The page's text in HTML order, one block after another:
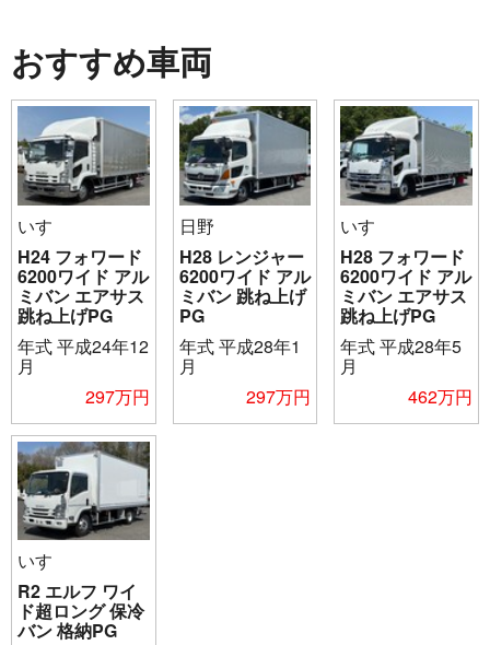
おすすめ車両
いすゞ
H24 フォワード
6200ワイド アル
ミバン エアサス
跳ね上げPG
年式平成24年12
月
297万円
日野
H28 レンジャー
6200ワイド アル
ミバン 跳ね上げ
PG
年式平成28年1
月
297万円
いすゞ
H28 フォワード
6200ワイド アル
ミバン エアサス
跳ね上げPG
年式平成28年5
月
462万円
いすゞ
R2 エルフ ワイ
ド超ロング 保冷
バン 格納PG